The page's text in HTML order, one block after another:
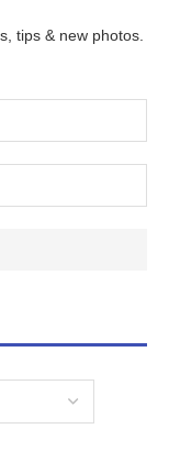
tips & new photos.